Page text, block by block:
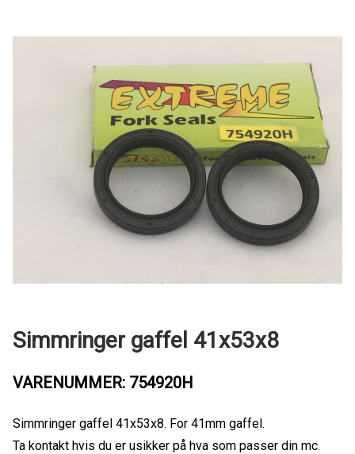
Simmringer gaffel 41x53x8
VARENUMMER: 754920H
Simmringer gaffel 41x53x8. For 41mm gaffel.
Ta kontakt hvis du er usikker på hva som passer din mc.